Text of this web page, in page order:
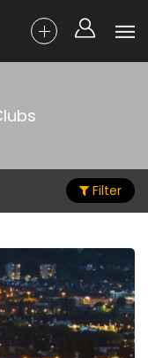
Filter